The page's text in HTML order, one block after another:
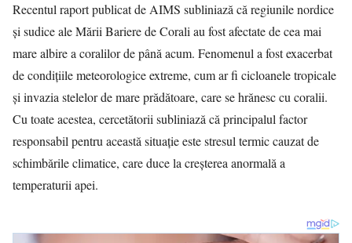
Recentul raport publicat de AIMS subliniază că regiunile nordice
și sudice ale Mării Bariere de Corali au fost afectate de cea mai
mare albire a coralilor de până acum. Fenomenul a fost exacerbat
de condițiile meteorologice extreme, cum ar fi cicloanele tropicale
și invazia stelelor de mare prădătoare, care se hrănesc cu coralii.
Cu toate acestea, cercetătorii subliniază că principalul factor
responsabil pentru această situație este stresul termic cauzat de
schimbările climatice, care duce la creșterea anormală a
temperaturii apei.